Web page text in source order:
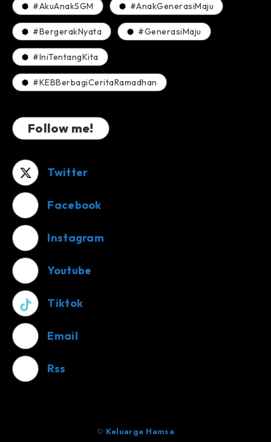
#AkuAnakSGM #AnakGenerasiMaju
#BergerakNyata #GenerasiMaju
#IniTentangKita
#KEBBerbagiCeritaRamadhan
Follow me!
Twitter
Facebook
Instagram
Youtube
Tiktok
Email
Rss
© Keluarga Hamsa